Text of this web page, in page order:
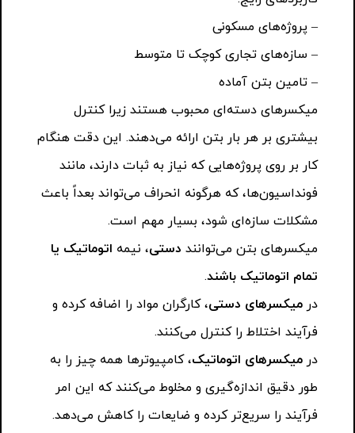
– پروژه‌های مسکونی
– سازه‌های تجاری کوچک تا متوسط
– تامین بتن آماده
میکسرهای دسته‌ای محبوب هستند زیرا کنترل
بیشتری بر هر بار بتن ارائه می‌دهند. این دقت هنگام
کار بر روی پروژه‌هایی که نیاز به ثبات دارند، مانند
فونداسیون‌ها، که هرگونه انحراف می‌تواند بعداً باعث
مشکلات سازه‌ای شود، بسیار مهم است.
میکسرهای بتن می‌توانند دستی، نیمه اتوماتیک یا
تمام اتوماتیک باشند.
در میکسرهای دستی، کارگران مواد را اضافه کرده و
فرآیند اختلاط را کنترل می‌کنند.
در میکسرهای اتوماتیک، کامپیوترها همه چیز را به
طور دقیق اندازه‌گیری و مخلوط می‌کنند که این امر
فرآیند را سریع‌تر کرده و ضایعات را کاهش می‌دهد.